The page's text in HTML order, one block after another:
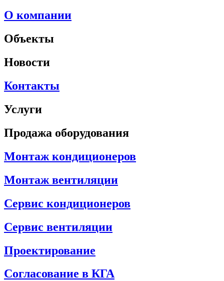
О компании
Объекты
Новости
Контакты
Услуги
Продажа оборудования
Монтаж кондиционеров
Монтаж вентиляции
Сервис кондиционеров
Сервис вентиляции
Проектирование
Согласование в КГА